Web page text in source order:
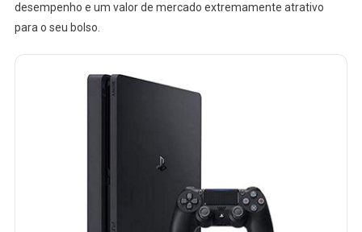
desempenho e um valor de mercado extremamente atrativo
para o seu bolso.